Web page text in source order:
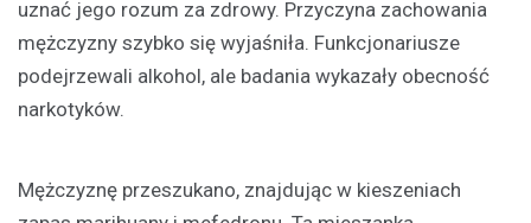
uznać jego rozum za zdrowy. Przyczyna zachowania
mężczyzny szybko się wyjaśniła. Funkcjonariusze
podejrzewali alkohol, ale badania wykazały obecność
narkotyków.
Mężczyznę przeszukano, znajdując w kieszeniach